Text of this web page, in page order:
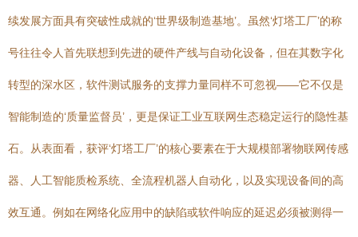
续发展方面具有突破性成就的‘世界级制造基地’。虽然‘灯塔工厂’的称
号往往令人首先联想到先进的硬件产线与自动化设备，但在其数字化
转型的深水区，软件测试服务的支撑力量同样不可忽视——它不仅是
智能制造的‘质量监督员’，更是保证工业互联网生态稳定运行的隐性基
石。从表面看，获评‘灯塔工厂’的核心要素在于大规模部署物联网传感
器、人工智能质检系统、全流程机器人自动化，以及实现设备间的高
效互通。例如在网络化应用中的缺陷或软件响应的延迟必须被测得一